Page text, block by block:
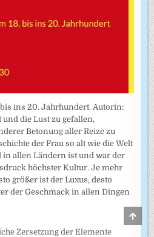
bis ins 20. Jahrhundert. Autorin:
die Lust zu gefallen,
Betonung aller Reize zu
der Frau so alt wie die Welt
in allen Ländern ist und war der
höchster Kultur. Je mehr
größer ist der Luxus, desto
der Geschmack in allen Dingen
Zersetzung der Elemente
TO
TOP